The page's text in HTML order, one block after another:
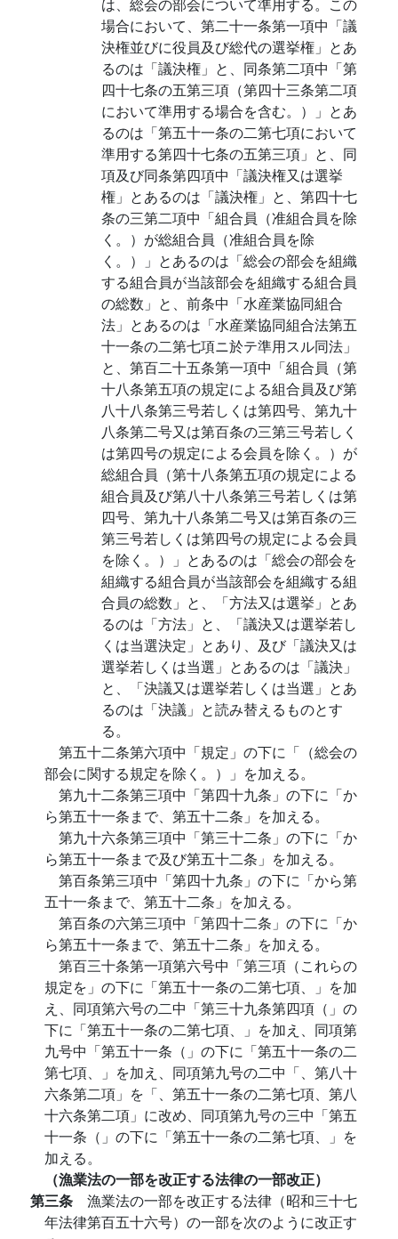
場合において、第二十一条第一項中「議
決権並びに役員及び総代の選挙権」とあ
るのは「議決権」と、同条第二項中「第
四十七条の五第三項（第四十三条第二項
において準用する場合を含む。）」とあ
るのは「第五十一条の二第七項において
準用する第四十七条の五第三項」と、同
項及び同条第四項中「議決権又は選挙
権」とあるのは「議決権」と、第四十七
条の三第二項中「組合員（准組合員を除
く。）が総組合員（准組合員を除
く。）」とあるのは「総会の部会を組織
する組合員が当該部会を組織する組合員
の総数」と、前条中「水産業協同組合
法」とあるのは「水産業協同組合法第五
十一条の二第七項ニ於テ準用スル同法」
と、第百二十五条第一項中「組合員（第
十八条第五項の規定による組合員及び第
八十八条第三号若しくは第四号、第九十
八条第二号又は第百条の三第三号若しく
は第四号の規定による会員を除く。）が
総組合員（第十八条第五項の規定による
組合員及び第八十八条第三号若しくは第
四号、第九十八条第二号又は第百条の三
第三号若しくは第四号の規定による会員
を除く。）」とあるのは「総会の部会を
組織する組合員が当該部会を組織する組
合員の総数」と、「方法又は選挙」とあ
るのは「方法」と、「議決又は選挙若し
くは当選決定」とあり、及び「議決又は
選挙若しくは当選」とあるのは「議決」
と、「決議又は選挙若しくは当選」とあ
るのは「決議」と読み替えるものとす
る。
第五十二条第六項中「規定」の下に「（総会の
部会に関する規定を除く。）」を加える。
第九十二条第三項中「第四十九条」の下に「か
ら第五十一条まで、第五十二条」を加える。
第九十六条第三項中「第三十二条」の下に「か
ら第五十一条まで及び第五十二条」を加える。
第百条第三項中「第四十九条」の下に「から第
五十一条まで、第五十二条」を加える。
第百条の六第三項中「第四十二条」の下に「か
ら第五十一条まで、第五十二条」を加える。
第百三十条第一項第六号中「第三項（これらの
規定を」の下に「第五十一条の二第七項、」を加
え、同項第六号の二中「第三十九条第四項（」の
下に「第五十一条の二第七項、」を加え、同項第
九号中「第五十一条（」の下に「第五十一条の二
第七項、」を加え、同項第九号の二中「、第八十
六条第二項」を「、第五十一条の二第七項、第八
十六条第二項」に改め、同項第九号の三中「第五
十一条（」の下に「第五十一条の二第七項、」を
加える。
（漁業法の一部を改正する法律の一部改正）
第三条 漁業法の一部を改正する法律（昭和三十七
年法律第百五十六号）の一部を次のように改正す